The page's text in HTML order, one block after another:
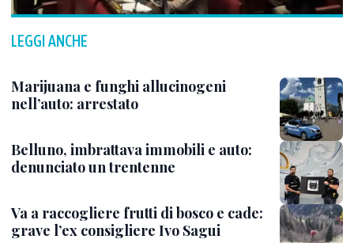
LEGGI ANCHE
Marijuana e funghi allucinogeni
nell’auto: arrestato
Belluno, imbrattava immobili e auto:
denunciato un trentenne
Va a raccogliere frutti di bosco e cade:
grave l’ex consigliere Ivo Sagui